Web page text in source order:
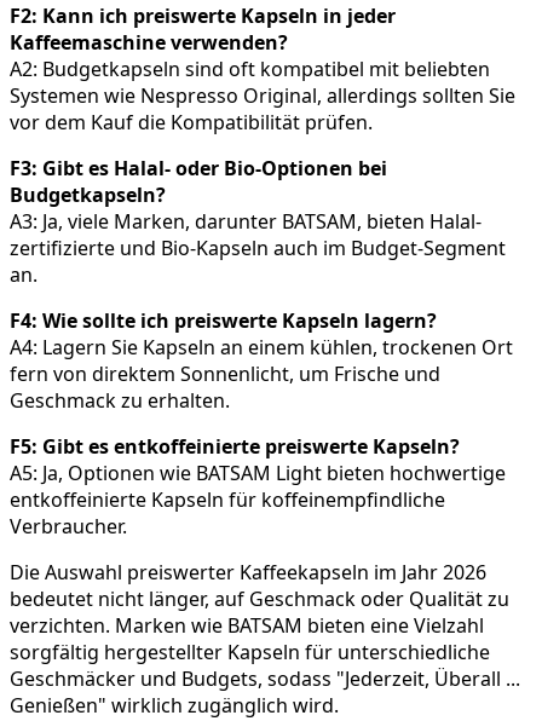
F2: Kann ich preiswerte Kapseln in jeder
Kaffeemaschine verwenden?
A2: Budgetkapseln sind oft kompatibel mit beliebten
Systemen wie Nespresso Original, allerdings sollten Sie
vor dem Kauf die Kompatibilität prüfen.
F3: Gibt es Halal- oder Bio-Optionen bei
Budgetkapseln?
A3: Ja, viele Marken, darunter BATSAM, bieten Halal-
zertifizierte und Bio-Kapseln auch im Budget-Segment
an.
F4: Wie sollte ich preiswerte Kapseln lagern?
A4: Lagern Sie Kapseln an einem kühlen, trockenen Ort
fern von direktem Sonnenlicht, um Frische und
Geschmack zu erhalten.
F5: Gibt es entkoffeinierte preiswerte Kapseln?
A5: Ja, Optionen wie BATSAM Light bieten hochwertige
entkoffeinierte Kapseln für koffeinempfindliche
Verbraucher.
Die Auswahl preiswerter Kaffeekapseln im Jahr 2026
bedeutet nicht länger, auf Geschmack oder Qualität zu
verzichten. Marken wie BATSAM bieten eine Vielzahl
sorgfältig hergestellter Kapseln für unterschiedliche
Geschmäcker und Budgets, sodass "Jederzeit, Überall ...
Genießen" wirklich zugänglich wird.